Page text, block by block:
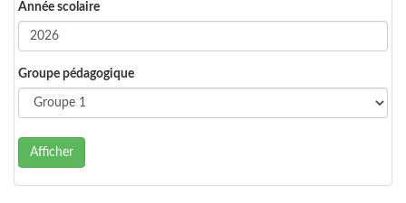
Année scolaire
Groupe pédagogique
Afficher